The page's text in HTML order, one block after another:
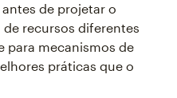
de projetar o
recursos diferentes
para mecanismos de
práticas que o